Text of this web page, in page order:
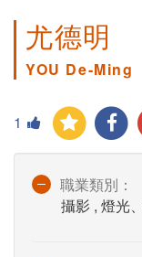
尤德明
YOU De-Ming
1
職業類別：
攝影 , 燈光